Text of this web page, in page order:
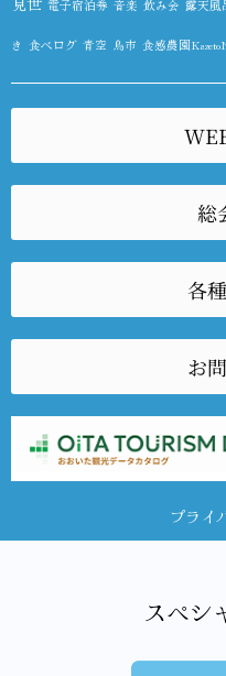
電子宿泊券 音楽 飲み会 露天風
き 食べログ 青空 鳥市 食感農園
総
各
お
プライ
スペシ